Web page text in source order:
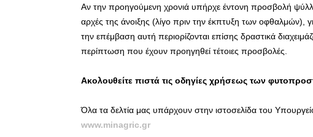
Αν την προηγούμενη χρονιά υπήρχε έντονη προσβολή
αρχές της άνοιξης (λίγο πριν την έκπτυξη των οφθαλμών),
την επέμβαση αυτή περιορίζονται επίσης δραστικά
περίπτωση που έχουν προηγηθεί τέτοιες προσβολές.
Ακολουθείτε πιστά τις οδηγίες χρήσεως των
Όλα τα δελτία μας υπάρχουν στην ιστοσελίδα του
www.minagric.gr